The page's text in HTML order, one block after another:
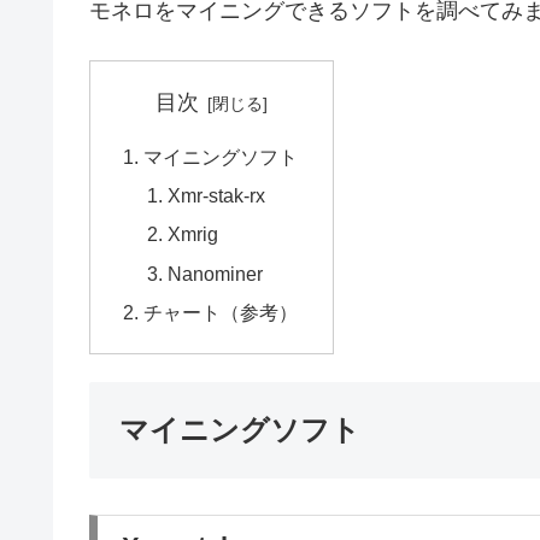
モネロをマイニングできるソフトを調べてみ
目次
マイニングソフト
Xmr-stak-rx
Xmrig
Nanominer
チャート（参考）
マイニングソフト